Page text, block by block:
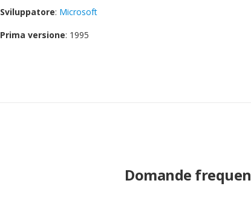
Sviluppatore: Microsoft
Prima versione: 1995
Domande